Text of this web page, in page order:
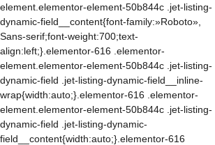
element.elementor-element-50b844c .jet-listing-
dynamic-field__content{font-family:»Roboto»,
Sans-serif;font-weight:700;text-
align:left;}.elementor-616 .elementor-
element.elementor-element-50b844c .jet-listing-
dynamic-field .jet-listing-dynamic-field__inline-
wrap{width:auto;}.elementor-616 .elementor-
element.elementor-element-50b844c .jet-listing-
dynamic-field .jet-listing-dynamic-
field__content{width:auto;}.elementor-616